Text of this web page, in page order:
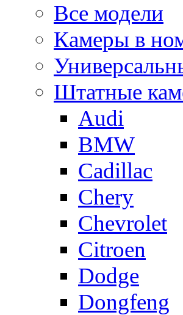
Все модели
Камеры в
Штатные
Audi
BMW
Cadillac
Chery
Chevrolet
Citroen
Dodge
Dongfeng